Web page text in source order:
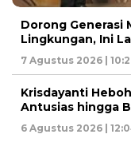
Dorong Generasi
Lingkungan, Ini
7 Agustus 2026 |
Krisdayanti
Antusias hingga
6 Agustus 2026 |